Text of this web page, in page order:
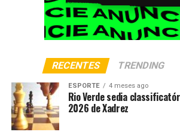
RECENTES TRENDING
ESPORTE 4 meses ago
Rio Verde sedia
2026 de Xadrez